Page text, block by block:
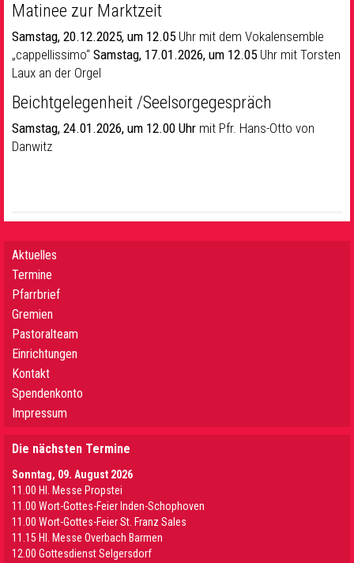
Matinee zur Marktzeit
Samstag, 20.12.2025, um 12.05 Uhr mit dem Vokalensemble
„cappellissimo“ Samstag, 17.01.2026, um 12.05 Uhr mit Torsten
Laux an der Orgel
Beichtgelegenheit /Seelsorgegespräch
Samstag, 24.01.2026, um 12.00 Uhr mit Pfr. Hans-Otto von
Danwitz
Aktuelles
Termine
Pfarrbrief
Gremien
Pastoralteam
Einrichtungen
Kontakt
Spendenkonto
Impressum
Die nächsten Termine
Sonntag, 09. August 2026
11.00 Hl. Messe Propstei
11.00 Wort-Gottes-Feier Inden-Schophoven
11.00 Wort-Gottes-Feier St. Franz Sales
11.15 Hl. Messe Overbach Barmen
12.00 Gottesdienst Selgersdorf